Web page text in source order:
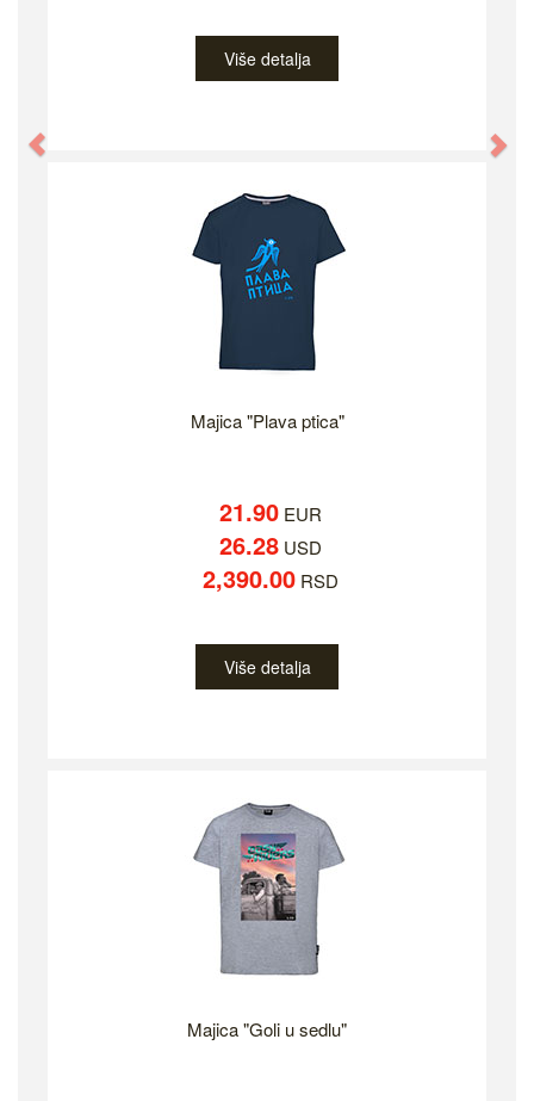
Više detalja
Majica "Plava ptica"
21.90EUR
26.28USD
2,390.00RSD
Više detalja
Majica "Goli u sedlu"